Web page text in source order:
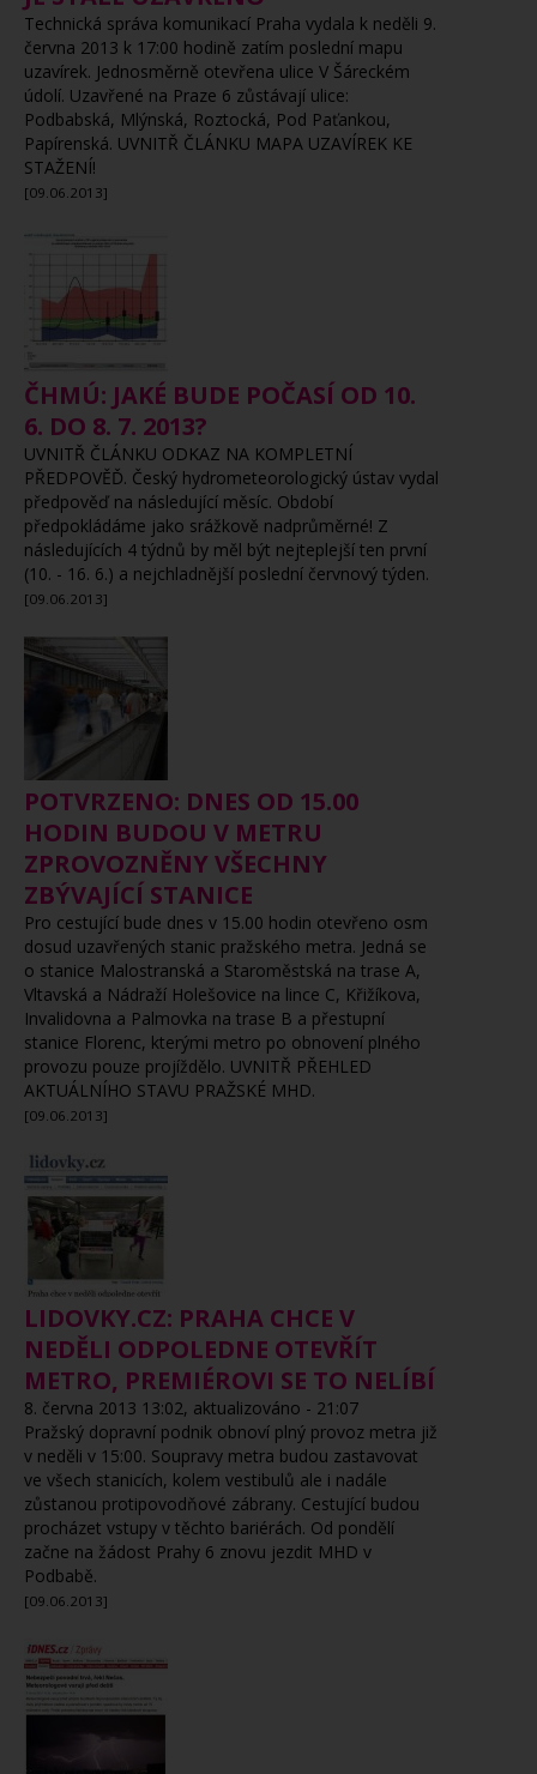
Technická správa komunikací Praha vydala k neděli 9.
června 2013 k 17:00 hodině zatím poslední mapu
uzavírek. Jednosměrně otevřena ulice V Šáreckém
údolí. Uzavřené na Praze 6 zůstávají ulice:
Podbabská, Mlýnská, Roztocká, Pod Paťankou,
Papírenská. UVNITŘ ČLÁNKU MAPA UZAVÍREK KE
STAŽENÍ!
[09.06.2013]
ČHMÚ: JAKÉ BUDE POČASÍ OD 10.
6. DO 8. 7. 2013?
UVNITŘ ČLÁNKU ODKAZ NA KOMPLETNÍ
PŘEDPOVĚĎ. Český hydrometeorologický ústav vydal
předpověď na následující měsíc. Období
předpokládáme jako srážkově nadprůměrné! Z
následujících 4 týdnů by měl být nejteplejší ten první
(10. - 16. 6.) a nejchladnější poslední červnový týden.
[09.06.2013]
POTVRZENO: DNES OD 15.00
HODIN BUDOU V METRU
ZPROVOZNĚNY VŠECHNY
ZBÝVAJÍCÍ STANICE
Pro cestující bude dnes v 15.00 hodin otevřeno osm
dosud uzavřených stanic pražského metra. Jedná se
o stanice Malostranská a Staroměstská na trase A,
Vltavská a Nádraží Holešovice na lince C, Křižíkova,
Invalidovna a Palmovka na trase B a přestupní
stanice Florenc, kterými metro po obnovení plného
provozu pouze projíždělo. UVNITŘ PŘEHLED
AKTUÁLNÍHO STAVU PRAŽSKÉ MHD.
[09.06.2013]
LIDOVKY.CZ: PRAHA CHCE V
NEDĚLI ODPOLEDNE OTEVŘÍT
METRO, PREMIÉROVI SE TO NELÍBÍ
8. června 2013 13:02, aktualizováno - 21:07
Pražský dopravní podnik obnoví plný provoz metra již
v neděli v 15:00. Soupravy metra budou zastavovat
ve všech stanicích, kolem vestibulů ale i nadále
zůstanou protipovodňové zábrany. Cestující budou
procházet vstupy v těchto bariérách. Od pondělí
začne na žádost Prahy 6 znovu jezdit MHD v
Podbabě.
[09.06.2013]